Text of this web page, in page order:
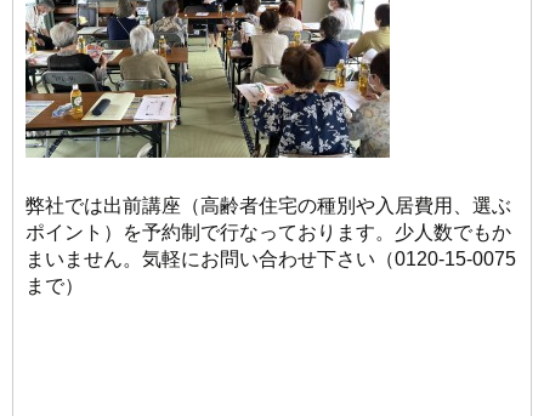
弊社では出前講座（高齢者住宅の種別や入居費用、選ぶ
ポイント）を予約制で行なっております。少人数でもか
まいません。気軽にお問い合わせ下さい（0120-15-0075
まで）